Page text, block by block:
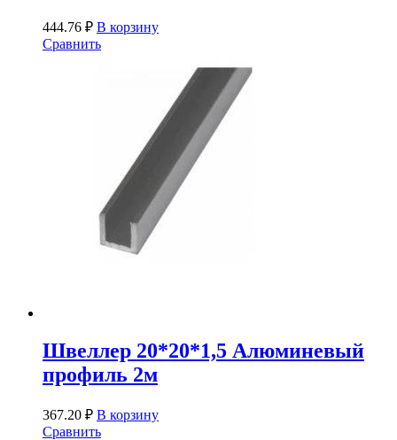
444.76 ₽ В корзину
Сравнить
Швеллер 20*20*1,5 Алюминевый
профиль 2м
367.20 ₽ В корзину
Сравнить